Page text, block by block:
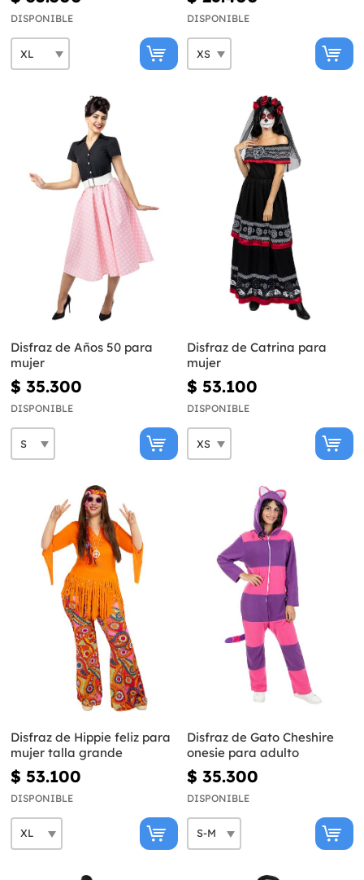
DISPONIBLE DISPONIBLE
Disfraz de Años 50 para
mujer
$ 35.300
DISPONIBLE
Disfraz de Catrina para
mujer
$ 53.100
DISPONIBLE
Disfraz de Hippie feliz para
mujer talla grande
$ 53.100
DISPONIBLE
Disfraz de Gato Cheshire
onesie para adulto
$ 35.300
DISPONIBLE